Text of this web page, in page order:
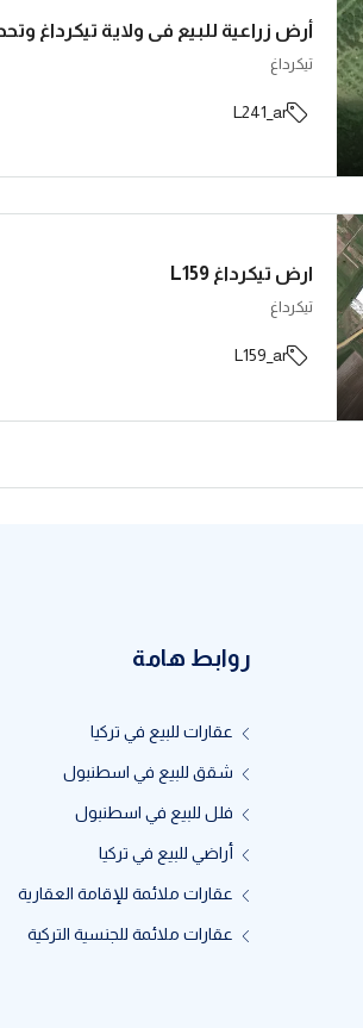
تيكرداغ
L241_ar
ارض تيكرداغ L159
تيكرداغ
L159_ar
روابط هامة
عقارات للبيع في تركيا
شقق للبيع في اسطنبول
فلل للبيع في اسطنبول
أراضي للبيع في تركيا
عقارات ملائمة للإقامة العقارية
عقارات ملائمة للجنسية التركية